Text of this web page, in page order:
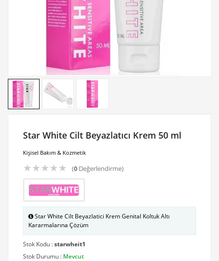
Star White Cilt Beyazlatıcı Krem 50 ml
Kişisel Bakım & Kozmetik
★★★★★ (0Değerlendirme)
Star White Cilt Beyazlatici Krem Genital Koltuk Altı
Kararmalarına Çözüm
Stok Kodu :starwheit1
Stok Durumu : Mevcut